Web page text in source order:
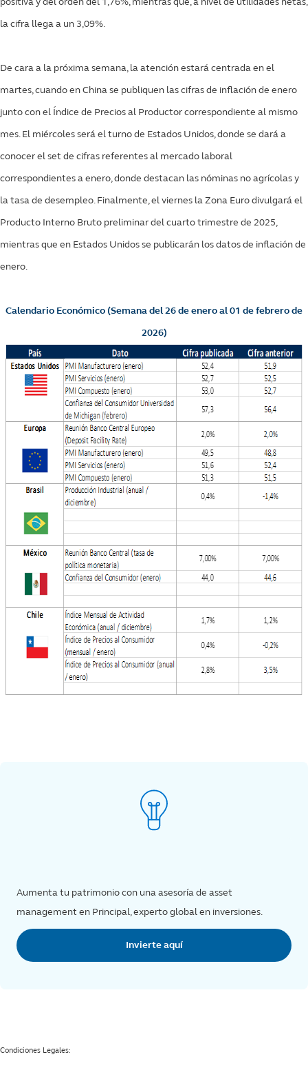
Calendario Económico (Semana del 26 de enero al 01 de febrero de
2026)
Aumenta tu patrimonio con una asesoría de asset
management en Principal, experto global en inversiones.
Invierte aquí